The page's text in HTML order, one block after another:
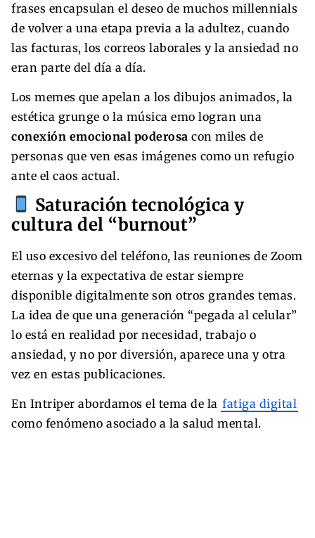
frases encapsulan el deseo de muchos millennials
de volver a una etapa previa a la adultez, cuando
las facturas, los correos laborales y la ansiedad no
eran parte del día a día.
Los memes que apelan a los dibujos animados, la
estética grunge o la música emo logran una
conexión emocional poderosa con miles de
personas que ven esas imágenes como un refugio
ante el caos actual.
Saturación tecnológica y
cultura del “burnout”
El uso excesivo del teléfono, las reuniones de Zoom
eternas y la expectativa de estar siempre
disponible digitalmente son otros grandes temas.
La idea de que una generación “pegada al celular”
lo está en realidad por necesidad, trabajo o
ansiedad, y no por diversión, aparece una y otra
vez en estas publicaciones.
En Intriper abordamos el tema de la fatiga digital
como fenómeno asociado a la salud mental.